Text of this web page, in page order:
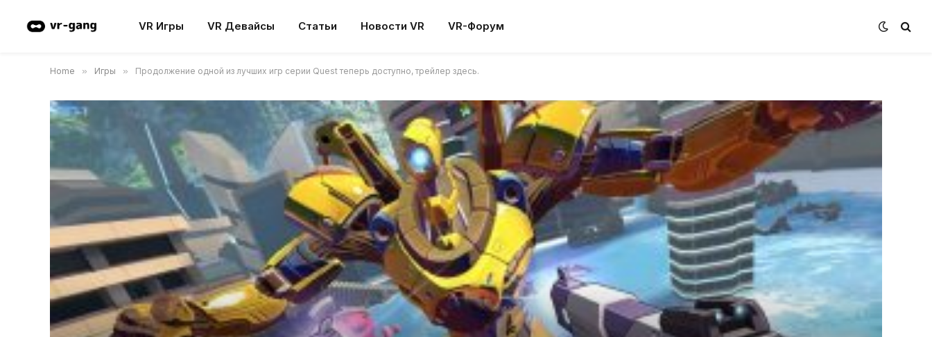
VR Игры VR Девайсы Статьи Новости VR VR-Форум
Home » Игры » Продолжение одной из лучших игр серии Quest теперь доступно, трейлер здесь.